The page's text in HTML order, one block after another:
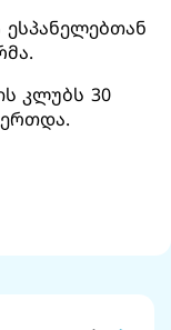
ესპანელებთან
კლუბს 30